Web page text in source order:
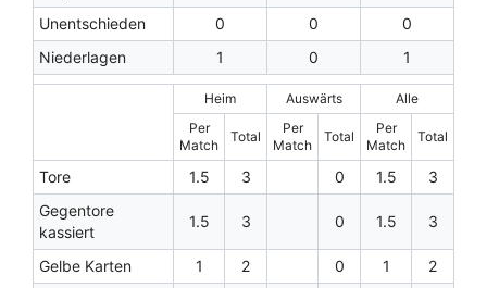
Unentschieden
0 0
0
Niederlagen
1 0 1
Heim Auswärts
Alle
Per
Match
Total
Per
Match
Total
Per
Match
Total
Tore 1.5 3 0 1.5
3
Gegentore
kassiert
1.5 3 0 1.5 3
Gelbe Karten 1 2 0 1
2